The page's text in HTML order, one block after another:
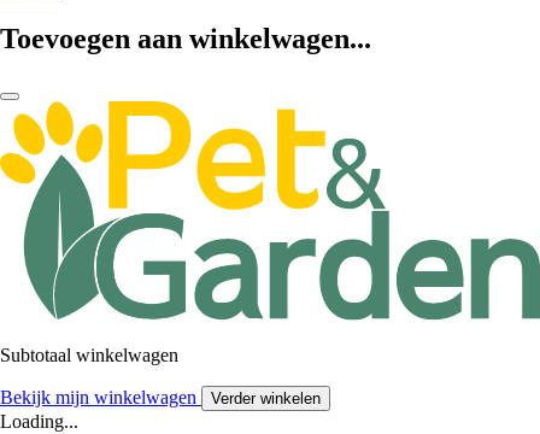
Toevoegen aan winkelwagen...
Subtotaal winkelwagen
Bekijk mijn winkelwagen Verder winkelen
Loading...